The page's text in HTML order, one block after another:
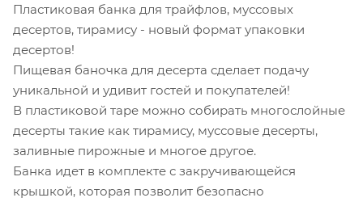
Пластиковая банка для трайфлов, муссовых
десертов, тирамису - новый формат упаковки
десертов!
Пищевая баночка для десерта сделает подачу
уникальной и удивит гостей и покупателей!
В пластиковой таре можно собирать многослойные
десерты такие как тирамису, муссовые десерты,
заливные пирожные и многое другое.
Банка идет в комплекте с закручивающейся
крышкой, которая позволит безопасно